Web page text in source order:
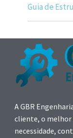
Guia de
A GBR
cliente, o melhor
necessidade,